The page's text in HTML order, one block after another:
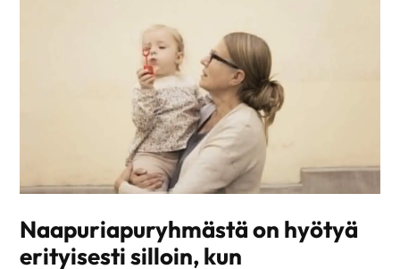
Naapuriapuryhmästä on hyötyä
erityisesti silloin, kun